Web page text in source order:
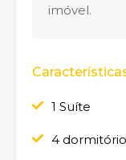
imóvel.
1 Suíte
4